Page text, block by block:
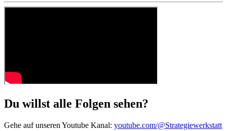
Du willst alle Folgen sehen?
Gehe auf unseren Youtube Kanal: youtube.com/@Strategiewerkstatt